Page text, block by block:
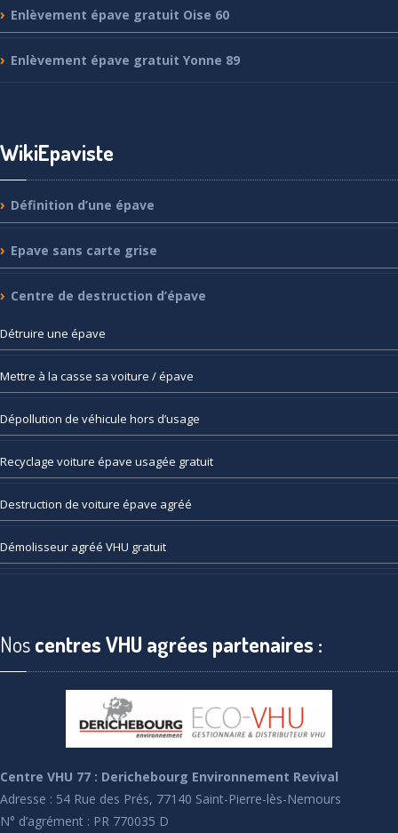
Enlèvement épave gratuit Oise 60
Enlèvement épave gratuit Yonne 89
WikiEpaviste
Définition d’une épave
Epave sans carte grise
Centre de destruction d’épave
Détruire une épave
Mettre à la casse sa voiture / épave
Dépollution de véhicule hors d’usage
Recyclage voiture épave usagée gratuit
Destruction de voiture épave agréé
Démolisseur agréé VHU gratuit
Noscentres VHU agrées partenaires :
Centre VHU 77 : Derichebourg Environnement Revival
Adresse : 54 Rue des Prés, 77140 Saint-Pierre-lès-Nemours
N° d’agrément : PR 770035 D